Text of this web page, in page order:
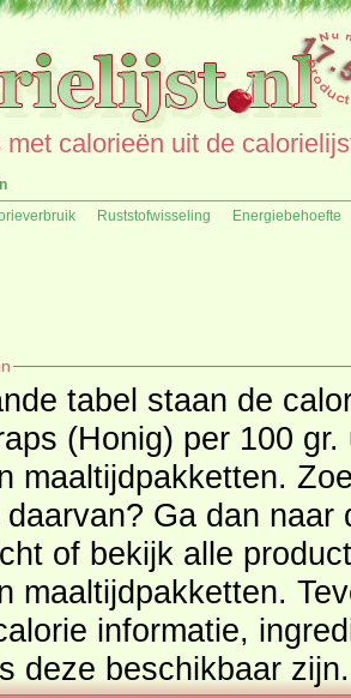
calorieën uit de
Ruststofwisseling Energiebehoefte
tabel staan de
(Honig) per 100
Zoekt u een ander product en
daarvan? Ga dan naar
totaal overzicht of bekijk
maaltijdpakketten. Tevens vindt u ook de
informatie,
deze beschikbaar zijn.